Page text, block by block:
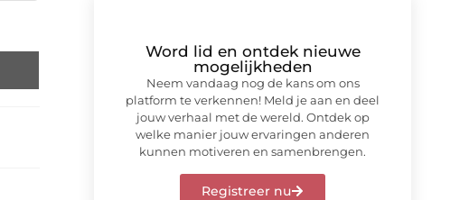
Word lid en ontdek nieuwe
mogelijkheden
Neem vandaag nog de kans om ons
platform te verkennen! Meld je aan en deel
jouw verhaal met de wereld. Ontdek op
welke manier jouw ervaringen anderen
kunnen motiveren en samenbrengen.
Registreer nu